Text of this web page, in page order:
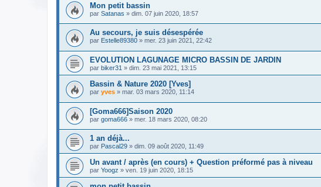
Mon petit bassin
par Satanas » dim. 07 juin 2020, 18:57
Au secours, je suis désespérée
par Estelle89380 » mer. 23 juin 2021, 22:42
EVOLUTION LAGUNAGE MICRO BASSIN DE JARDIN
par biker31 » dim. 23 mai 2021, 13:15
Bassin & Nature 2020 [Yves]
par yves » mar. 03 mars 2020, 11:14
[Goma666]Saison 2020
par goma666 » mer. 18 mars 2020, 08:20
1 an déjà...
par Pascal29 » dim. 09 août 2020, 11:49
Un avant / après (en cours) + Question préformé pas à niveau
par Yoogz » ven. 19 juin 2020, 18:15